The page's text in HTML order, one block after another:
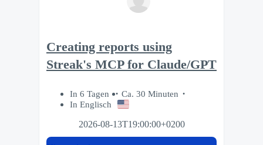
Creating reports using
Streak's MCP for Claude/GPT
In 6 Tagen
Ca. 30 Minuten
In Englisch
2026-08-13T19:00:00+0200